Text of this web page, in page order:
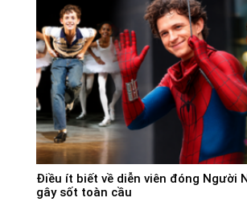
Điều ít biết về diễn viên đóng Người
gây sốt toàn cầu